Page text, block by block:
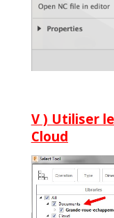
V ) Utiliser
Cloud